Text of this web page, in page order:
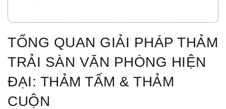
TỔNG QUAN GIẢI PHÁP THẢM
TRẢI SÀN VĂN PHÒNG HIỆN
ĐẠI: THẢM TẤM & THẢM
CUỘN